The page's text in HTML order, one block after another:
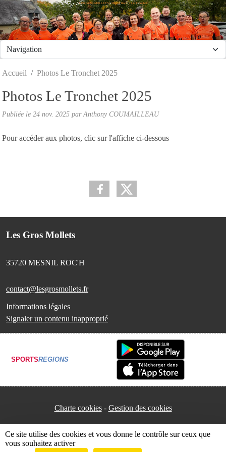
LES GROS MOLLETS - Mesnil Roc'h / Le Tronchet
Accueil Photos Le Tronchet 2025
Photos Le Tronchet 2025
Publiée le 24 nov. 2025 parAnthony COUMAILLEAU
Pour accéder aux photos, clic sur l'affiche ci-dessous
Les Gros Mollets
35720 MESNIL ROC'H
contact@lesgrosmollets.fr
Informations légales
Signaler un contenu inapproprié
SPORTSREGIONS
Charte cookies Gestion des cookies
Panneau de gestion des cookies
Ce site utilise des cookies et vous donne le contrôle sur ceux que
vous souhaitez activer